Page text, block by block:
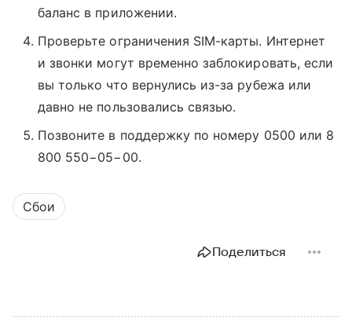
баланс в приложении.
Проверьте ограничения SIM-карты. Интернет
и звонки могут временно заблокировать, если
вы только что вернулись из-за рубежа или
давно не пользовались связью.
Позвоните в поддержку по номеру 0500 или 8
800 550−05−00.
Сбои
Поделиться